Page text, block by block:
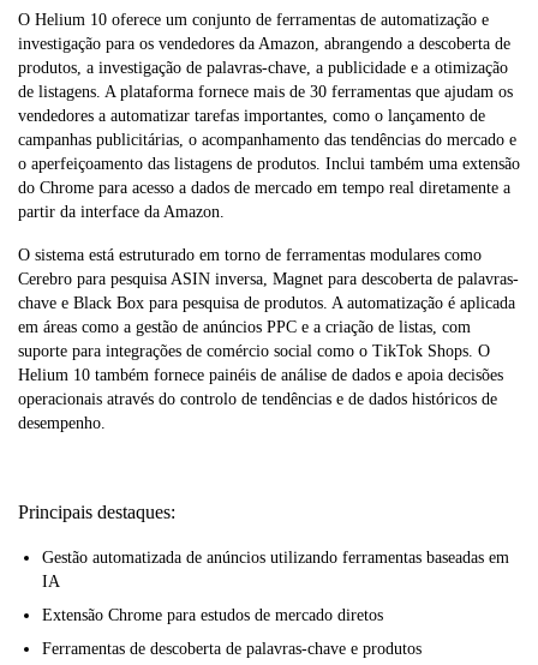
O Helium 10 oferece um conjunto de ferramentas de automatização e
investigação para os vendedores da Amazon, abrangendo a descoberta de
produtos, a investigação de palavras-chave, a publicidade e a otimização
de listagens. A plataforma fornece mais de 30 ferramentas que ajudam os
vendedores a automatizar tarefas importantes, como o lançamento de
campanhas publicitárias, o acompanhamento das tendências do mercado e
o aperfeiçoamento das listagens de produtos. Inclui também uma extensão
do Chrome para acesso a dados de mercado em tempo real diretamente a
partir da interface da Amazon.
O sistema está estruturado em torno de ferramentas modulares como
Cerebro para pesquisa ASIN inversa, Magnet para descoberta de palavras-
chave e Black Box para pesquisa de produtos. A automatização é aplicada
em áreas como a gestão de anúncios PPC e a criação de listas, com
suporte para integrações de comércio social como o TikTok Shops. O
Helium 10 também fornece painéis de análise de dados e apoia decisões
operacionais através do controlo de tendências e de dados históricos de
desempenho.
Principais destaques:
Gestão automatizada de anúncios utilizando ferramentas baseadas em
IA
Extensão Chrome para estudos de mercado diretos
Ferramentas de descoberta de palavras-chave e produtos